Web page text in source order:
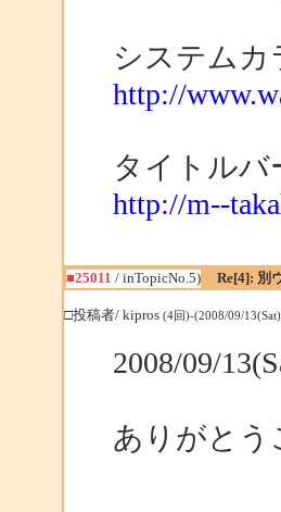
システムカ
http://
タイトルバ
http://m--
■25011 / inTopicNo.5) Re[4]: 別
□投稿者/ kipros (4回)-(2008/09/
2008/09/
ありがとう